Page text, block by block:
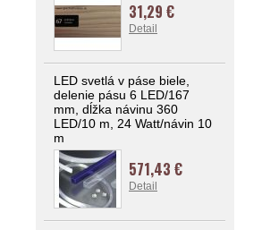
31,29 €
Detail
LED svetlá v páse biele,
delenie pásu 6 LED/167
mm, dĺžka návinu 360
LED/10 m, 24 Watt/návin 10
m
571,43 €
Detail